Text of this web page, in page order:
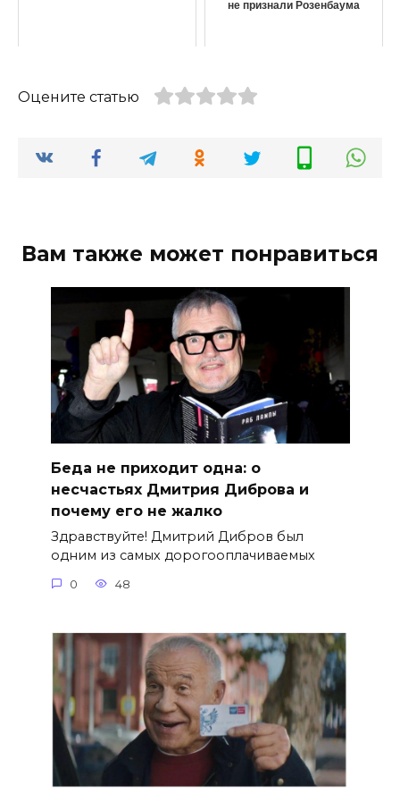
не признали Розенбаума
Оцените статью
Вам также может понравиться
Беда не приходит одна: о
несчастьях Дмитрия Диброва и
почему его не жалко
Здравствуйте! Дмитрий Дибров был
одним из самых дорогооплачиваемых
0 48